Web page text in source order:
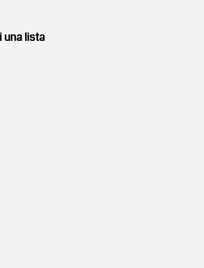
una lista